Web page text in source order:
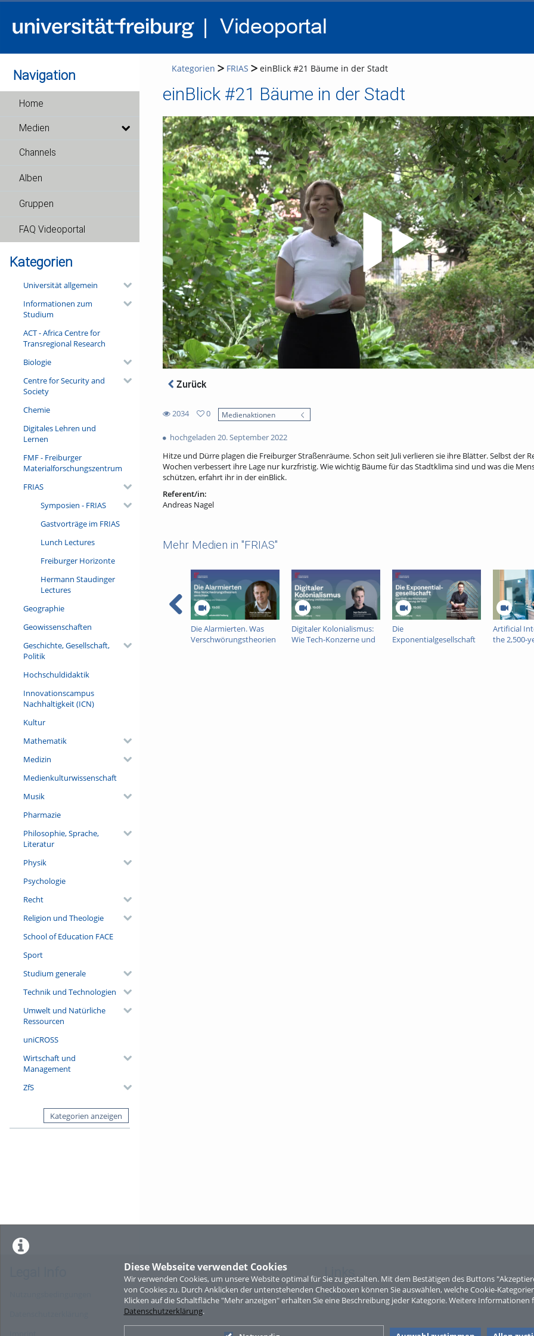
Diese Webseite verwendet Cookies
Wir verwenden Cookies, um unsere Website optimal für Sie zu gestalten. Mit dem Bestätigen des Buttons
von Cookies zu. Durch Anklicken der untenstehenden Checkboxen können Sie auswählen, welche Cookie-
Klicken auf die Schaltfläche "Mehr anzeigen" erhalten Sie eine Beschreibung jeder Kategorie. Weitere Informationen
Datenschutzerklärung.
Navigation
Home
Medien
Channels
Alben
Gruppen
FAQ Videoportal
Kategorien
Universität allgemein
Informationen zum
Studium
ACT - Africa Centre for
Transregional Research
Biologie
Centre for Security and
Society
Chemie
Digitales Lehren und
Lernen
FMF - Freiburger
Materialforschungszentrum
FRIAS
Symposien - FRIAS
Gastvorträge im FRIAS
Lunch Lectures
Freiburger Horizonte
Hermann Staudinger
Lectures
Geographie
Geowissenschaften
Geschichte, Gesellschaft,
Politik
Hochschuldidaktik
Innovationscampus
Nachhaltigkeit (ICN)
Kultur
Mathematik
Medizin
Medienkulturwissenschaft
Musik
Pharmazie
Philosophie, Sprache,
Literatur
Physik
Psychologie
Recht
Religion und Theologie
School of Education FACE
Sport
Studium generale
Technik und Technologien
Umwelt und Natürliche
Ressourcen
uniCROSS
Wirtschaft und
Management
ZfS
Kategorien anzeigen
Kategorien FRIAS einBlick #21 Bäume in der Stadt
einBlick #21 Bäume in der Stadt
Video abspielen
Zurück
2034
views
0
favorites
Medienaktionen
hochgeladen 20. September 2022
Hitze und Dürre plagen die Freiburger Straßenräume. Schon seit Juli verlieren sie ihre Blätter. Selbst der
Wochen verbessert ihre Lage nur kurzfristig. Wie wichtig Bäume für das Stadtklima sind und was die
schützen, erfahrt ihr in der einBlick.
Referent/in:
Andreas Nagel
Mehr Medien in "FRIAS"
Die Alarmierten. Was
Verschwörungstheorien
Digitaler Kolonialismus:
Wie Tech-Konzerne und
Die
Exponentialgesellschaft
Artificial
the 2,500-
Links
Sitemap